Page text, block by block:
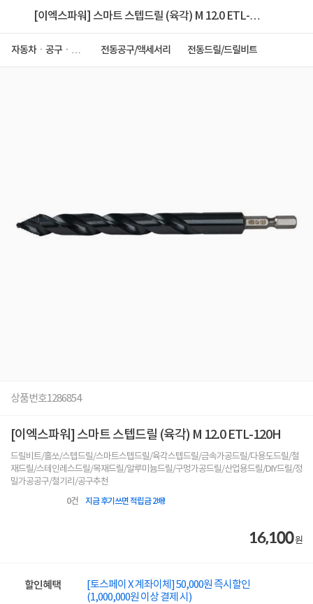
[이엑스파워] 스마트 스텝드릴 (육각) M 12.0 ETL-
자동차ㆍ공구ㆍ안
전동공구/액세서리 전동드릴/드릴비트
상품번호1286854
[이엑스파워] 스마트 스텝드릴 (육각) M 12.0 ETL-120H
드릴비트/홀쏘/스텝드릴/스마트스텝드릴/육각스텝드릴/금속가공드릴/다용도드릴/철
재드릴/스테인레스드릴/목재드릴/알루미늄드릴/구멍가공드릴/산업용드릴/DIY드릴/정
밀가공공구/철기리/공구추천
0건 지금 후기쓰면 적립금 2배!
16,100원
할인혜택
[토스페이 X 계좌이체] 50,000원 즉시할인
(1,000,000원 이상 결제 시)